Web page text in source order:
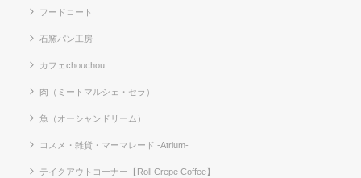
フードコート
石窯パン工房
カフェchouchou
肉（ミートマルシェ・セラ）
魚（オーシャンドリーム）
コスメ・雑貨・マーマレード -Atrium-
テイクアウトコーナー【Roll Crepe Coffee】